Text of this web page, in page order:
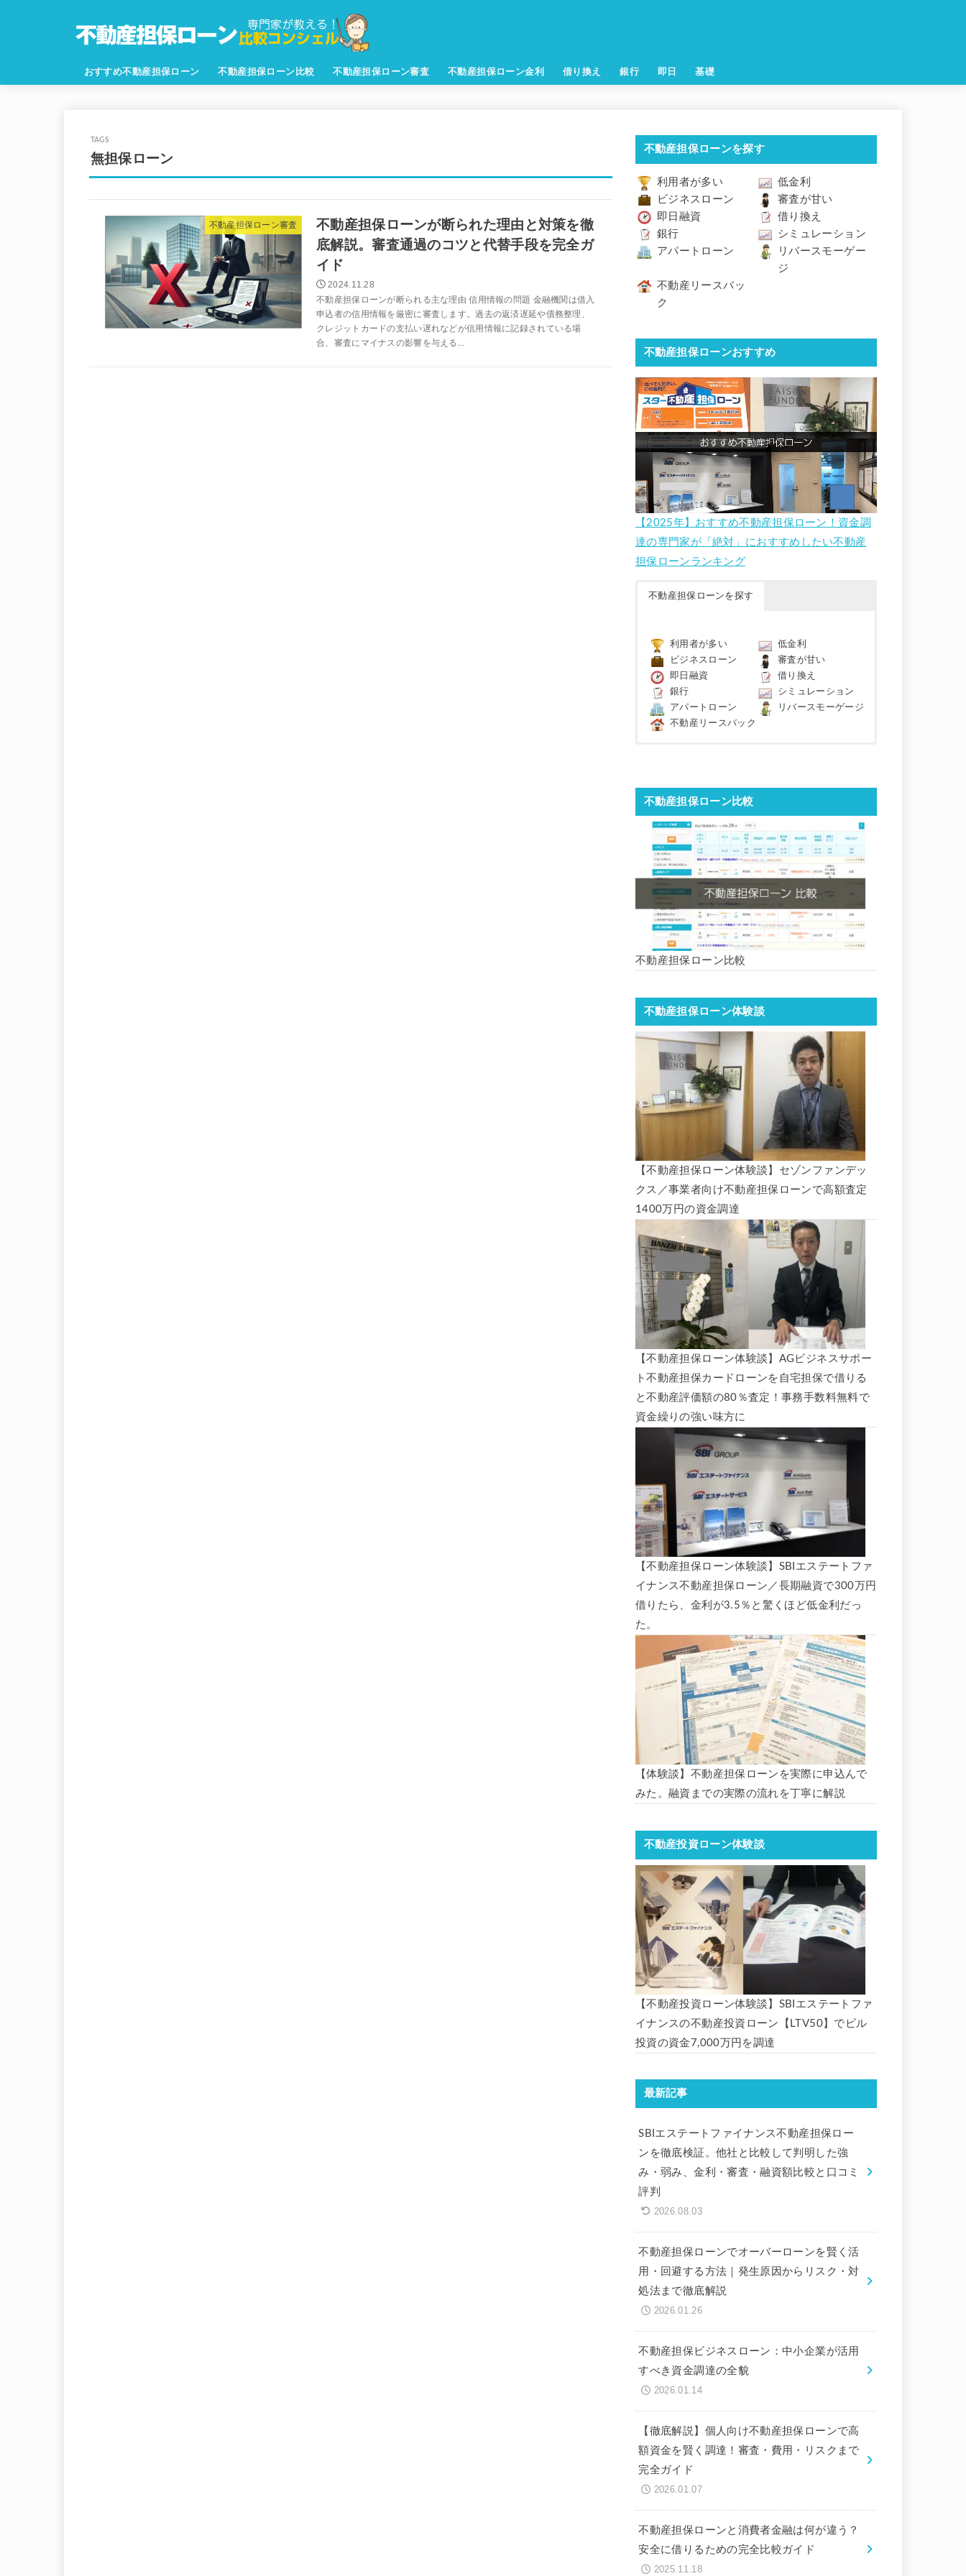
おすすめ不動産担保ローン 不動産担保ローン比較 不動産担保ローン審査 不動産担保ローン金利 借り換え 銀行 即日 基礎
無担保ローン
不動産担保ローン審査
不動産担保ローンが断られた理由と対策を徹
底解説。審査通過のコツと代替手段を完全ガ
イド
2024.11.28
不動産担保ローンが断られる主な理由 信用情報の問題 金融機関は借入
申込者の信用情報を厳密に審査します。過去の返済遅延や債務整理、
クレジットカードの支払い遅れなどが信用情報に記録されている場
合、審査にマイナスの影響を与える...
不動産担保ローンを探す
利用者が多い
低金利
ビジネスローン
審査が甘い
即日融資
借り換え
銀行
シミュレーション
アパートローン
リバースモーゲー
ジ
不動産リースバッ
ク
不動産担保ローンおすすめ
【2025年】おすすめ不動産担保ローン！資金調
達の専門家が「絶対」におすすめしたい不動産
担保ローンランキング
不動産担保ローンを探す
利用者が多い
低金利
ビジネスローン
審査が甘い
即日融資
借り換え
銀行
シミュレーション
アパートローン
リバースモーゲージ
不動産リースバック
不動産担保ローン比較
不動産担保ローン比較
不動産担保ローン体験談
【不動産担保ローン体験談】セゾンファンデッ
クス／事業者向け不動産担保ローンで高額査定
1400万円の資金調達
【不動産担保ローン体験談】AGビジネスサポー
ト不動産担保カードローンを自宅担保で借りる
と不動産評価額の80％査定！事務手数料無料で
資金繰りの強い味方に
【不動産担保ローン体験談】SBIエステートファ
イナンス不動産担保ローン／長期融資で300万円
借りたら、金利が3.5％と驚くほど低金利だっ
た。
【体験談】不動産担保ローンを実際に申込んで
みた。融資までの実際の流れを丁寧に解説
不動産投資ローン体験談
【不動産投資ローン体験談】SBIエステートファ
イナンスの不動産投資ローン【LTV50】でビル
投資の資金7,000万円を調達
最新記事
SBIエステートファイナンス不動産担保ロー
ンを徹底検証。他社と比較して判明した強
み・弱み、金利・審査・融資額比較と口コミ
評判
2026.08.03
不動産担保ローンでオーバーローンを賢く活
用・回避する方法｜発生原因からリスク・対
処法まで徹底解説
2026.01.26
不動産担保ビジネスローン：中小企業が活用
すべき資金調達の全貌
2026.01.14
【徹底解説】個人向け不動産担保ローンで高
額資金を賢く調達！審査・費用・リスクまで
完全ガイド
2026.01.07
不動産担保ローンと消費者金融は何が違う？
安全に借りるための完全比較ガイド
2025.11.18